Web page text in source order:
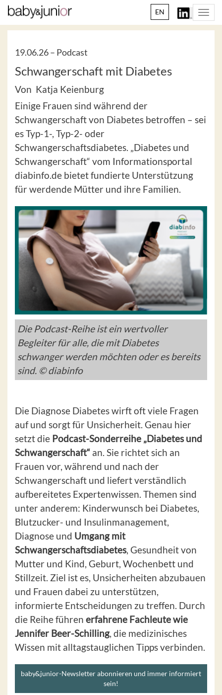
EN
19.06.26 – Podcast
Schwangerschaft mit Diabetes
Von Katja Keienburg
Einige Frauen sind während der
Schwangerschaft von Diabetes betroffen – sei
es Typ-1-, Typ-2- oder
Schwangerschaftsdiabetes. „Diabetes und
Schwangerschaft“ vom Informationsportal
diabinfo.de bietet fundierte Unterstützung
für werdende Mütter und ihre Familien.
Die Podcast-Reihe ist ein wertvoller
Begleiter für alle, die mit Diabetes
schwanger werden möchten oder es bereits
sind. © diabinfo
Die Diagnose Diabetes wirft oft viele Fragen
auf und sorgt für Unsicherheit. Genau hier
setzt die Podcast-Sonderreihe „Diabetes und
Schwangerschaft“ an. Sie richtet sich an
Frauen vor, während und nach der
Schwangerschaft und liefert verständlich
aufbereitetes Expertenwissen. Themen sind
unter anderem: Kinderwunsch bei Diabetes,
Blutzucker- und Insulinmanagement,
Diagnose und Umgang mit
Schwangerschaftsdiabetes, Gesundheit von
Mutter und Kind, Geburt, Wochenbett und
Stillzeit. Ziel ist es, Unsicherheiten abzubauen
und Frauen dabei zu unterstützen,
informierte Entscheidungen zu treffen. Durch
die Reihe führen erfahrene Fachleute wie
Jennifer Beer-Schilling, die medizinisches
Wissen mit alltagstauglichen Tipps verbinden.
baby&junior-Newsletter abonnieren und immer informiert
sein!